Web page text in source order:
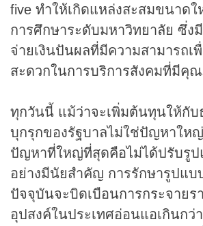
five ทำให้เกิดแหล่งสะสมขนาด
การศึกษาระดับมหาวิทยาลัย ซึ่ง
จ่ายเงินปันผลที่มีความสามารถเ
สะดวกในการบริการสังคมที่มีคุ
ทุกวันนี้ แม้ว่าจะเพิ่มต้นทุนให้กับ
บุกรุกของรัฐบาลไม่ใช่ปัญหาให
ปัญหาที่ใหญ่ที่สุดคือไม่ได้ปรับรูป
อย่างมีนัยสำคัญ การรักษารูปแบ
ปัจจุบันจะบิดเบือนการกระจายร
อุปสงค์ในประเทศอ่อนแอเกินกว่